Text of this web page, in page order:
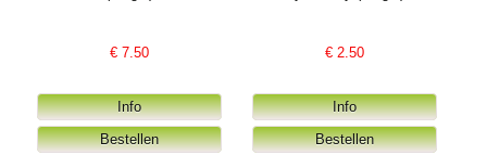
€7.50 € 2.50